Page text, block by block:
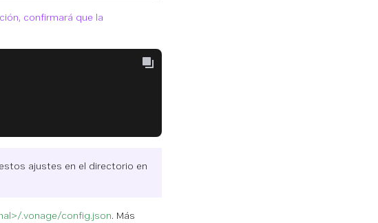
confirmará que la
ajustes en el directorio en
.vonage/config.json. Más